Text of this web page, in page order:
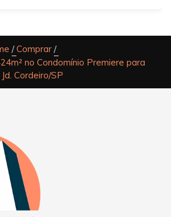
Comprar
no Condomínio Premiere para
Cordeiro/SP